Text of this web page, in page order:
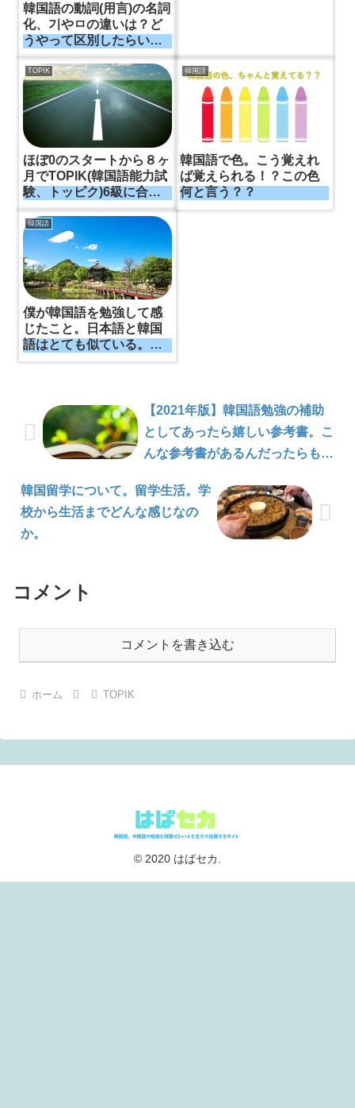
韓国語の動詞(用言)の名詞
化、기やㅁの違いは？ど
うやって区別したらいい
の？？
TOPIK
ほぼ0のスタートから８ヶ
月でTOPIK(韓国語能力試
験、トッピク)6級に合格
した僕の勉強法。TOPIK
勉強の王道
韓国語
韓国語で色。こう覚えれ
ば覚えられる！？この色
何と言う？？
韓国語
僕が韓国語を勉強して感
じたこと。日本語と韓国
語はとても似ている。勉
強しないのは勿体ない。
【2021年版】韓国語勉強の補助
としてあったら嬉しい参考書。こ
んな参考書があるんだったらもっ
〈5選〉
韓国留学について。留学生活。学
校から生活までどんな感じなの
か。
コメント
コメントを書き込む
ホーム TOPIK
© 2020 はばセカ.